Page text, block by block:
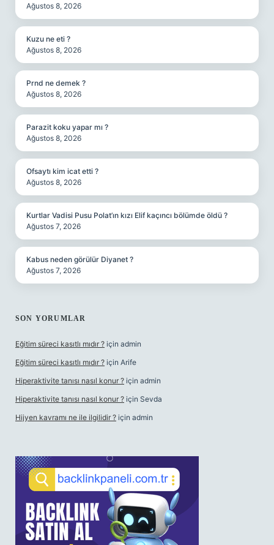
Ağustos 8, 2026
Kuzu ne eti ?
Ağustos 8, 2026
Prnd ne demek ?
Ağustos 8, 2026
Parazit koku yapar mı ?
Ağustos 8, 2026
Ofsaytı kim icat etti ?
Ağustos 8, 2026
Kurtlar Vadisi Pusu Polat’ın kızı Elif kaçıncı bölümde öldü ?
Ağustos 7, 2026
Kabus neden görülür Diyanet ?
Ağustos 7, 2026
SON YORUMLAR
Eğitim süreci kasıtlı mıdır ? için admin
Eğitim süreci kasıtlı mıdır ? için Arife
Hiperaktivite tanısı nasıl konur ? için admin
Hiperaktivite tanısı nasıl konur ? için Sevda
Hijyen kavramı ne ile ilgilidir ? için admin